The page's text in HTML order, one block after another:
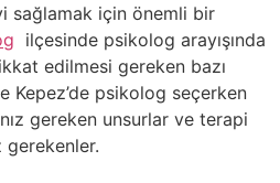
sağlamak için önemli bir
ilçesinde psikolog arayışında
edilmesi gereken bazı
Kepez’de psikolog seçerken
gereken unsurlar ve terapi
gerekenler.